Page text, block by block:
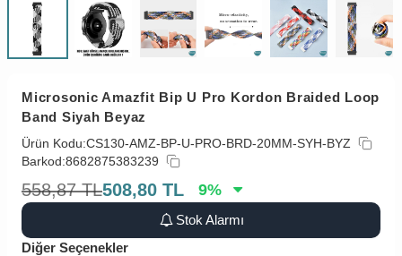
Microsonic Amazfit Bip U Pro Kordon Braided Loop
Band Siyah Beyaz
Ürün Kodu:CS130-AMZ-BP-U-PRO-BRD-20MM-SYH-BYZ
Barkod:8682875383239
558,87 TL508,80 TL 9%
Stok Alarmı
Diğer Seçenekler